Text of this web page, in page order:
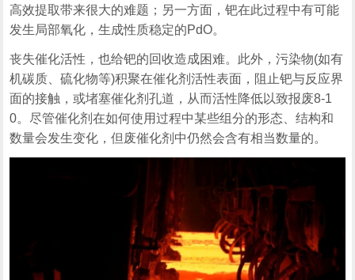
高效提取带来很大的难题；另一方面，钯在此过程中有可能
发生局部氧化，生成性质稳定的PdO。
丧失催化活性，也给钯的回收造成困难。此外，污染物(如有
机碳质、硫化物等)积聚在催化剂活性表面，阻止钯与反应界
面的接触，或堵塞催化剂孔道，从而活性降低以致报废8-1
0。尽管催化剂在如何使用过程中某些组分的形态、结构和
数量会发生变化，但废催化剂中仍然会含有相当数量的。